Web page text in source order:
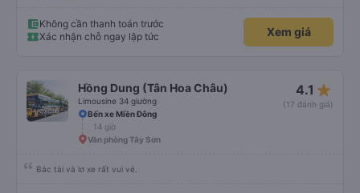
trên không bị vướng chân như các xe khác mình từng đi + Tài xế lơ xe nhiệt
tình hỗ trợ hỏi đón trả cực bao nhiệt tình nhẹ nhàn luôn nha + Trên xe còn
có bánh nước, khăn lạnh. Tới trạm tài xế còn tinh ý chuẩn bị thêm khăn lạnh
Không cần thanh toán trước
Xác nhận chỗ ngay lập tức
Xem giá
Hồng Dung (Tân Hoa Châu)
Limousine 34 giường
4.1 star_rate
(17 đánh giá)
Bến xe Miền Đông
14 giờ
Văn phòng Tây Sơn
Bác tài và lơ xe rất vui vẻ.